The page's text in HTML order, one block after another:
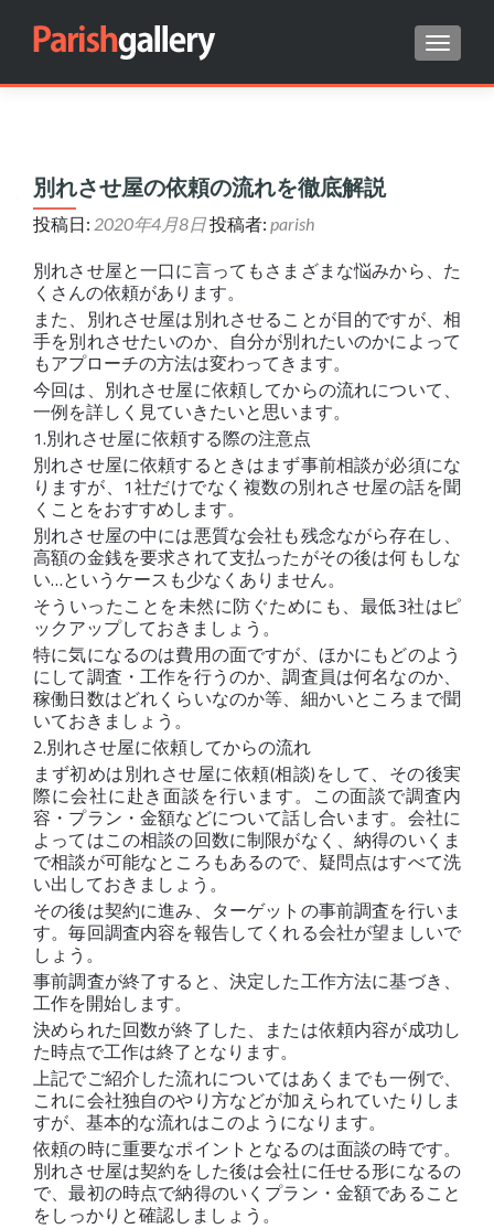
ナビゲ
別れさせ屋の依頼の流れを徹底解説
投稿日: 2020年4月8日投稿者: parish
別れさせ屋と一口に言ってもさまざまな悩みから、た
くさんの依頼があります。
また、別れさせ屋は別れさせることが目的ですが、相
手を別れさせたいのか、自分が別れたいのかによって
もアプローチの方法は変わってきます。
今回は、別れさせ屋に依頼してからの流れについて、
一例を詳しく見ていきたいと思います。
1.別れさせ屋に依頼する際の注意点
別れさせ屋に依頼するときはまず事前相談が必須にな
りますが、1社だけでなく複数の別れさせ屋の話を聞
くことをおすすめします。
別れさせ屋の中には悪質な会社も残念ながら存在し、
高額の金銭を要求されて支払ったがその後は何もしな
い…というケースも少なくありません。
そういったことを未然に防ぐためにも、最低3社はピ
ックアップしておきましょう。
特に気になるのは費用の面ですが、ほかにもどのよう
にして調査・工作を行うのか、調査員は何名なのか、
稼働日数はどれくらいなのか等、細かいところまで聞
いておきましょう。
2.別れさせ屋に依頼してからの流れ
まず初めは別れさせ屋に依頼(相談)をして、その後実
際に会社に赴き面談を行います。この面談で調査内
容・プラン・金額などについて話し合います。会社に
よってはこの相談の回数に制限がなく、納得のいくま
で相談が可能なところもあるので、疑問点はすべて洗
い出しておきましょう。
その後は契約に進み、ターゲットの事前調査を行いま
す。毎回調査内容を報告してくれる会社が望ましいで
しょう。
事前調査が終了すると、決定した工作方法に基づき、
工作を開始します。
決められた回数が終了した、または依頼内容が成功し
た時点で工作は終了となります。
上記でご紹介した流れについてはあくまでも一例で、
これに会社独自のやり方などが加えられていたりしま
すが、基本的な流れはこのようになります。
依頼の時に重要なポイントとなるのは面談の時です。
別れさせ屋は契約をした後は会社に任せる形になるの
で、最初の時点で納得のいくプラン・金額であること
をしっかりと確認しましょう。